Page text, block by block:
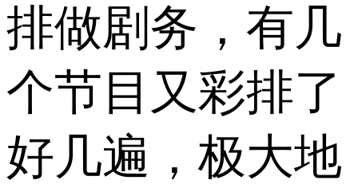
排做剧务，有几
个节目又彩排了
好几遍，极大地